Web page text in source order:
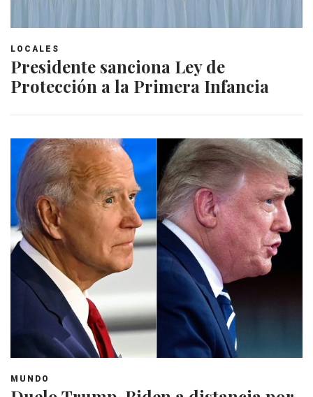
LOCALES
Presidente sanciona Ley de
Protección a la Primera Infancia
MUNDO